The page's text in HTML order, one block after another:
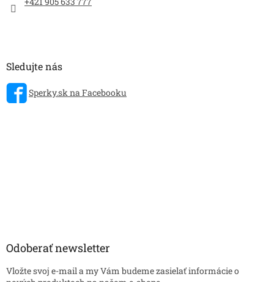
Sledujte nás
Sperky.sk na Facebooku
Odoberať newsletter
Vložte svoj e-mail a my Vám budeme zasielať informácie o